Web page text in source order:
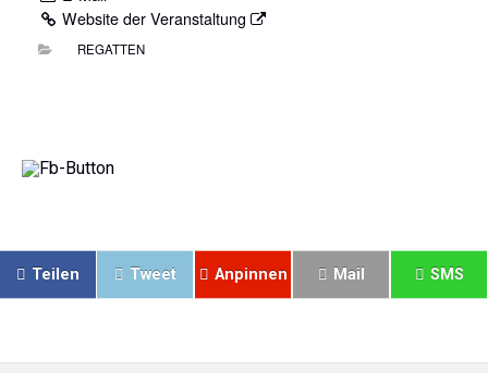
Website der Veranstaltung
REGATTEN
Teilen Tweet Anpinnen Mail SMS